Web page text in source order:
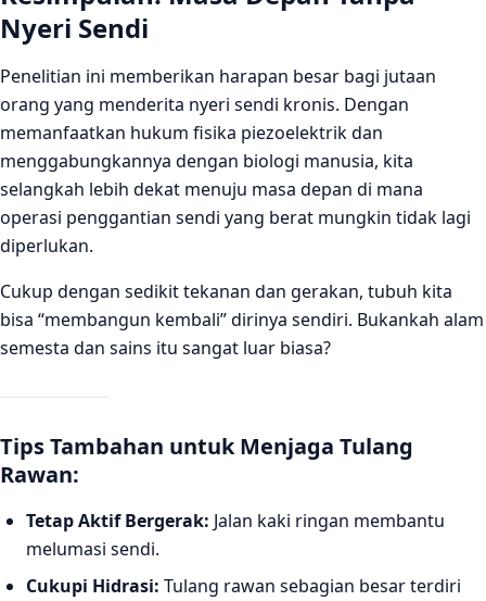
Nyeri Sendi
Penelitian ini memberikan harapan besar bagi jutaan
orang yang menderita nyeri sendi kronis. Dengan
memanfaatkan hukum fisika piezoelektrik dan
menggabungkannya dengan biologi manusia, kita
selangkah lebih dekat menuju masa depan di mana
operasi penggantian sendi yang berat mungkin tidak lagi
diperlukan.
Cukup dengan sedikit tekanan dan gerakan, tubuh kita
bisa “membangun kembali” dirinya sendiri. Bukankah alam
semesta dan sains itu sangat luar biasa?
Tips Tambahan untuk Menjaga Tulang
Rawan:
Tetap Aktif Bergerak: Jalan kaki ringan membantu
melumasi sendi.
Cukupi Hidrasi: Tulang rawan sebagian besar terdiri